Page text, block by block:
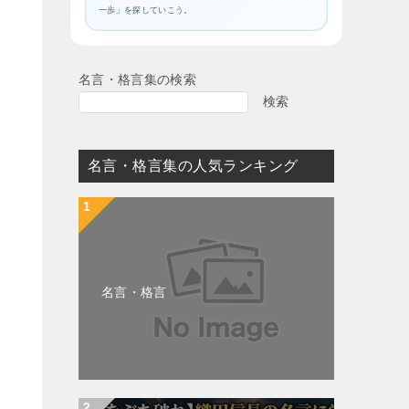
一歩」を探していこう。
名言・格言集の検索
検索
名言・格言集の人気ランキング
名言・格言